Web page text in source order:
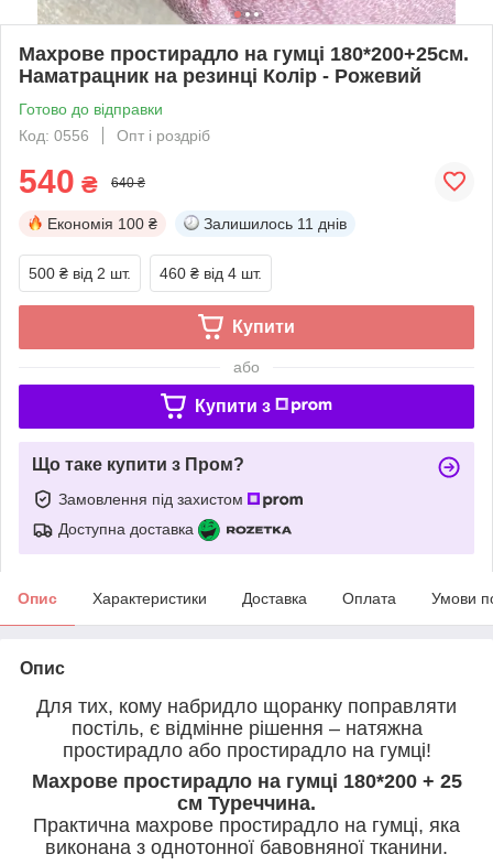
Махрове простирадло на гумці 180*200+25см.
Наматрацник на резинці Колір - Рожевий
Готово до відправки
Код: 0556
Опт і роздріб
540 ₴ 640 ₴
Економія 100 ₴ Залишилось 11 днів
500 ₴ від 2 шт. 460 ₴ від 4 шт.
Купити
або
Купити з
Що таке купити з Пром?
Замовлення під захистом
Доступна доставка
Опис Характеристики Доставка Оплата Умови
Опис
Для тих, кому набридло щоранку поправляти
постіль, є відмінне рішення – натяжна
простирадло або простирадло на гумці!
Махрове простирадло на гумці 180*200 + 25
см Туреччина.
Практична махрове простирадло на гумці, яка
виконана з однотонної бавовняної тканини.